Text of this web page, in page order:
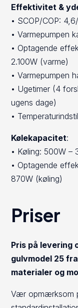
Effektivitet &
• SCOP/COP:
• Varmepumpen
• Optagende
2.100W (varme)
• Varmepumpen
• Ugetimer (4
ugens dage)
•
Kølekapacitet:
• Køling: 500W –
• Optagende
870W (køling)
Priser
Pris på levering
gulvmodel 25
materialer og
Vær opmærksom